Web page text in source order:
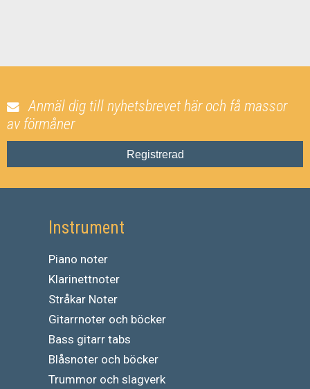
Anmäl dig till nyhetsbrevet här och få massor
av förmåner
Registrerad
Instrument
Piano noter
Klarinettnoter
Stråkar Noter
Gitarrnoter och böcker
Bass gitarr tabs
Blåsnoter och böcker
Trummor och slagverk